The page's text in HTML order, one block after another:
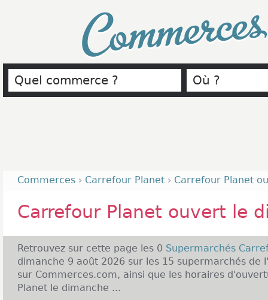
Commerces › Carrefour Planet › Carrefour Planet
Carrefour Planet ouvert le
Retrouvez sur cette page les 0 Supermarchés
dimanche 9 août 2026 sur les 15 supermarchés de
sur Commerces.com, ainsi que les horaires
Planet le dimanche ...